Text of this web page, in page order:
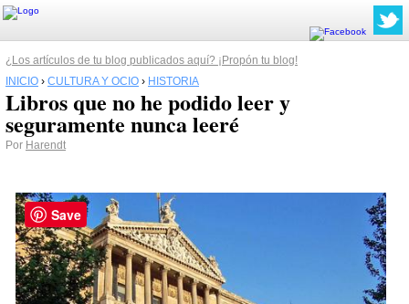
¿Los artículos de tu blog publicados aquí? ¡Propón tu blog!
INICIO › CULTURA Y OCIO › HISTORIA
Libros que no he podido leer y
seguramente nunca leeré
Por Harendt
Save